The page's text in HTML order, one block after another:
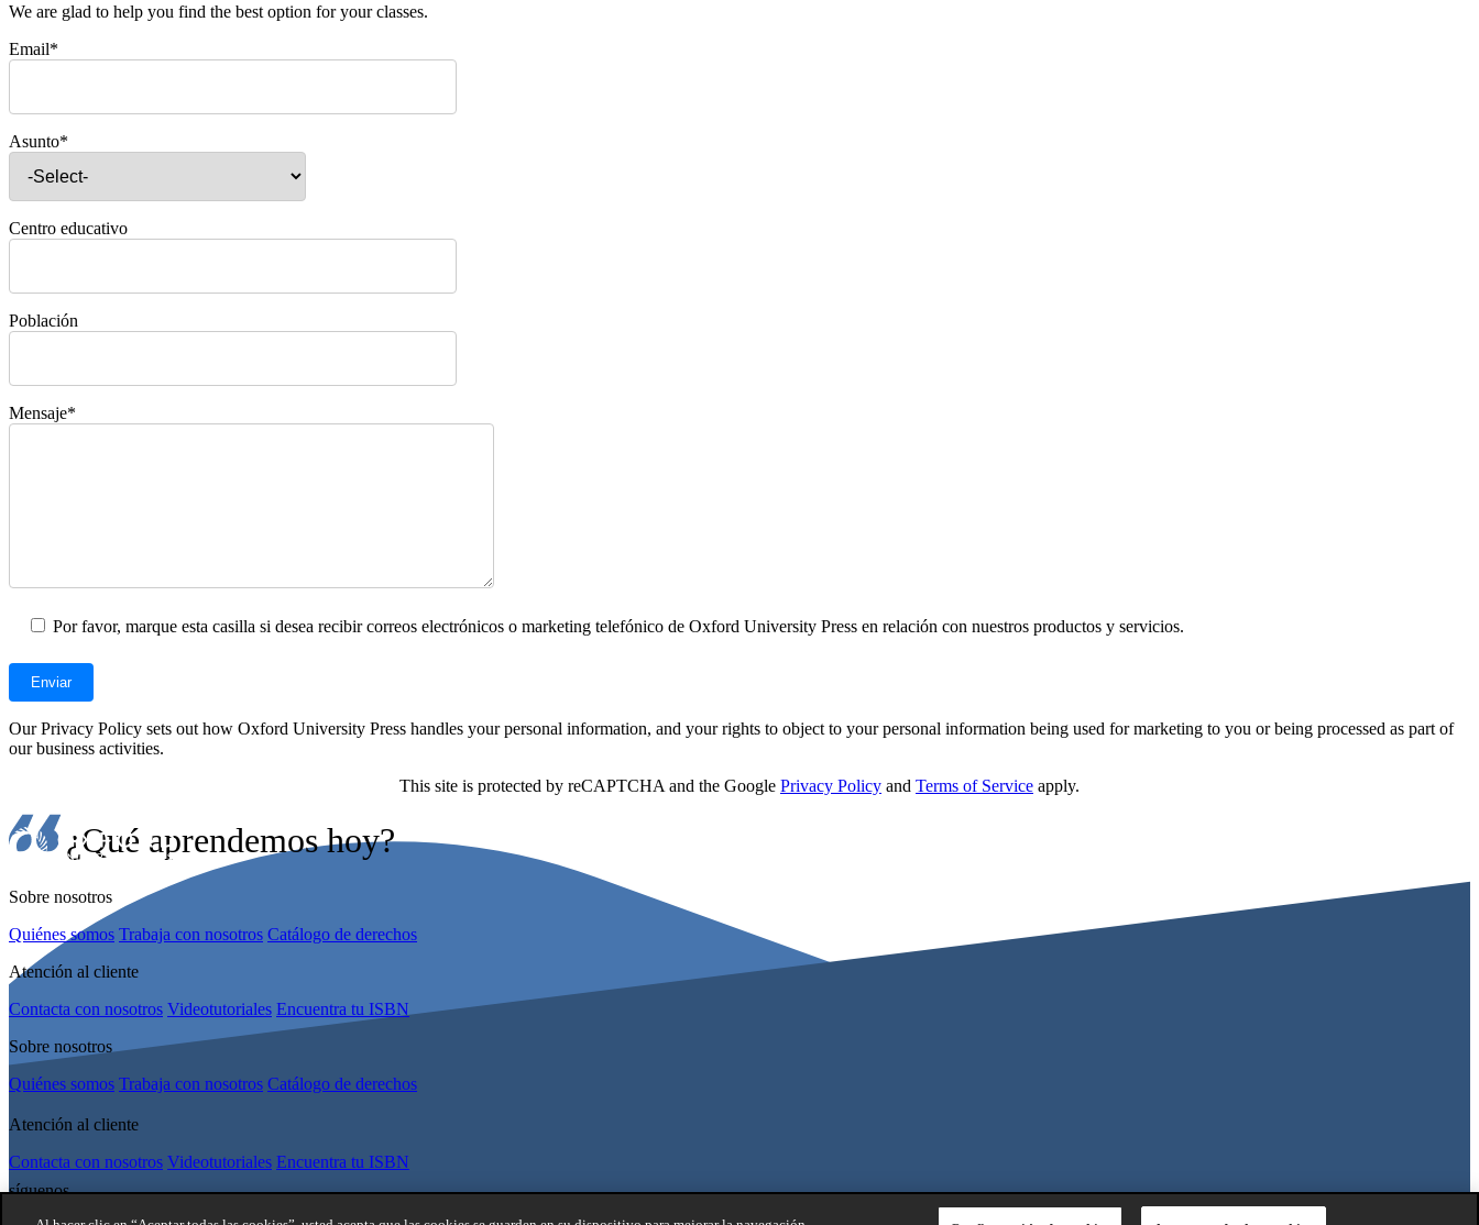
We are glad to help you find the best option for your classes.
Email*
Asunto*
Centro educativo
Población
Mensaje*
Por favor, marque esta casilla si desea recibir correos electrónicos o marketing telefónico de Oxford University Press en relación con nuestros productos y servicios.
Our Privacy Policy sets out how Oxford University Press handles your personal information, and your rights to object to your personal information being used for marketing to you or being processed as part of
our business activities.
This site is protected by reCAPTCHA and the Google Privacy Policy and Terms of Service apply.
¿Qué aprendemos hoy?
Sobre nosotros
Quiénes somos Trabaja con nosotros Catálogo de derechos
Atención al cliente
Contacta con nosotros Videotutoriales Encuentra tu ISBN
Sobre nosotros
Quiénes somos Trabaja con nosotros Catálogo de derechos
Atención al cliente
Contacta con nosotros Videotutoriales Encuentra tu ISBN
síguenos